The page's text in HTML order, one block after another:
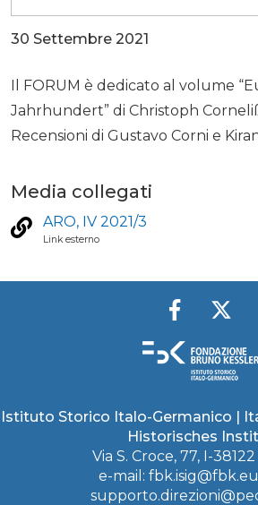
30 Settembre 2021
Il FORUM è dedicato al volume
Jahrhundert” di Christoph
Recensioni di Gustavo Corni e
Media collegati
ARO, IV 2021/3
Link esterno
Istituto Storico Italo-Germanico |
Historisches
Via S. Croce, 77, I-
e-mail: fbk.isig@fbk.eu